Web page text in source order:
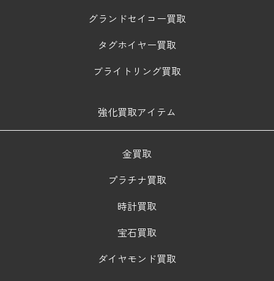
グランドセイコー買取
タグホイヤー買取
ブライトリング買取
強化買取アイテム
金買取
プラチナ買取
時計買取
宝石買取
ダイヤモンド買取